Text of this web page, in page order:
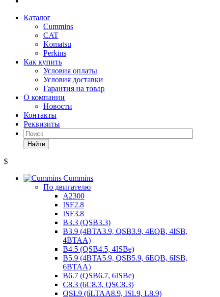
Каталог
Cummins
CAT
Komatsu
Perkins
Как купить
Условия оплаты
Условия доставки
Гарантия на товар
О компании
Новости
Контакты
Реквизиты
Найти
$
Cummins
По двигателю
A2300
ISF2.8
ISF3.8
B3.3 (QSB3.3)
B3.9 (4BTA3.9, QSB3.9, 4EQB, 4ISB,
4BTAA)
B4.5 (QSB4.5, 4ISBe)
B5.9 (4BTA5.9, QSB5.9, 6EQB, 6ISB,
6BTAA)
B6.7 (QSB6.7, 6ISBe)
C8.3 (6C8.3, QSC8.3)
QSL9 (6LTAA8.9, ISL9, L8.9)